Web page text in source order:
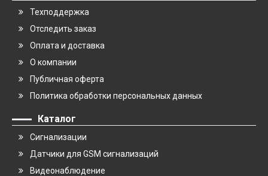
Техподдержка
Отследить заказ
Оплата и доставка
О компании
Публичная оферта
Политика обработки персональных данных
Каталог
Сигнализации
Датчики для GSM сигнализаций
Видеонаблюдение